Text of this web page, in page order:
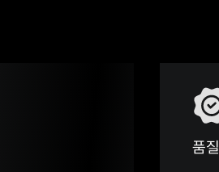
품질